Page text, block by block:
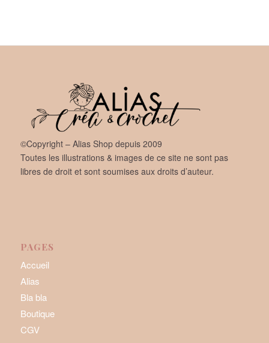
©Copyright – Alias Shop depuis 2009
Toutes les illustrations & images de ce site ne sont pas
libres de droit et sont soumises aux droits d’auteur.
PAGES
Accueil
Alias
Bla bla
Boutique
CGV